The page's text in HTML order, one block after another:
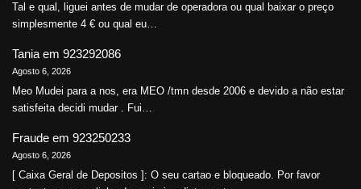
Tal e qual, liguei antes de mudar de operadora ou qual baixar o preço
simplesmente 4 € ou qual eu…
Tania em 923292086
Agosto 6, 2026
Meo Mudei para a nos, era MEO /tmn desde 2006 e devido a não estar
satisfeita decidi mudar . Fui…
Fraude em 923250233
Agosto 6, 2026
[ Caixa Geral de Depositos ]: O seu cartao e bloqueado. Por favor